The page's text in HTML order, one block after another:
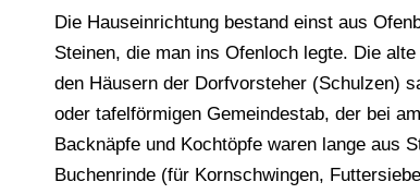
Die Hauseinrichtung bestand einst aus
Steinen, die man ins Ofenloch legte. Die
den Häusern der Dorfvorsteher (Schulzen)
oder tafelförmigen Gemeindestab, der bei
Backnäpfe und Kochtöpfe waren lange aus
Buchenrinde (für Kornschwingen,